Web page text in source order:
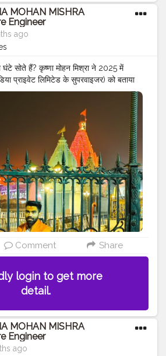
MOHAN MISHRA
Engineer
ago
घंटे सोते हैं? कृष्णा मोहन मिश्रा ने 2025 में
प्राइवेट लिमिटेड के सुपरवाइजर) को बताया
बजे सोते हैं और छह घंटे की नींद लेते हैं।
दिन सुबह 9 बजे उठते हैं।
mohan mishra
ka divay darbar
Comment Share
login to get more
detail.
MOHAN MISHRA
Engineer
ago